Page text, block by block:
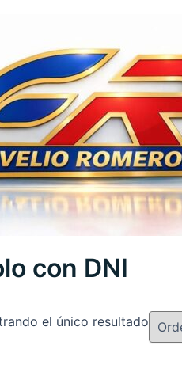
con DNI
el único resultado